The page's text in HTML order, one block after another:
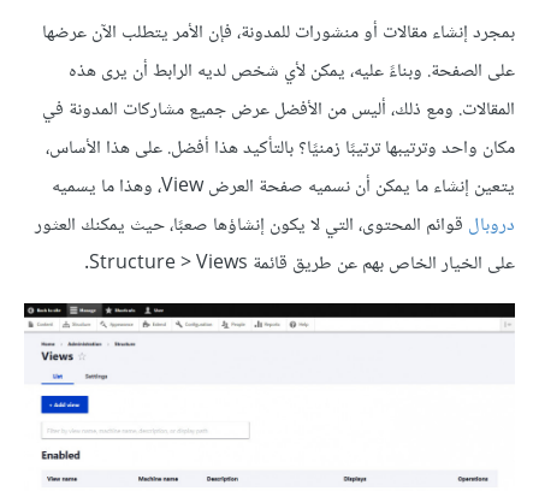
بمجرد إنشاء مقالات أو منشورات للمدونة، فإن الأمر يتطلب الآن عرضها
على الصفحة. وبناءً عليه، يمكن لأي شخص لديه الرابط أن يرى هذه
المقالات. ومع ذلك، أليس من الأفضل عرض جميع مشاركات المدونة في
مكان واحد وترتيبها ترتيبًا زمنيًا؟ بالتأكيد هذا أفضل. على هذا الأساس،
يتعين إنشاء ما يمكن أن نسميه صفحة العرض View، وهذا ما يسميه
دروبال قوائم المحتوى، التي لا يكون إنشاؤها صعبًا، حيث يمكنك العثور
على الخيار الخاص بهم عن طريق قائمة Structure > Views.